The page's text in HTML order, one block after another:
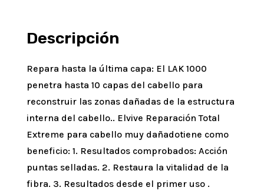
Descripción
Repara hasta la última capa: El LAK 1000
penetra hasta 10 capas del cabello para
reconstruir las zonas dañadas de la estructura
interna del cabello.. Elvive Reparación Total
Extreme para cabello muy dañadotiene como
beneficio: 1. Resultados comprobados: Acción
puntas selladas. 2. Restaura la vitalidad de la
fibra. 3. Resultados desde el primer uso .